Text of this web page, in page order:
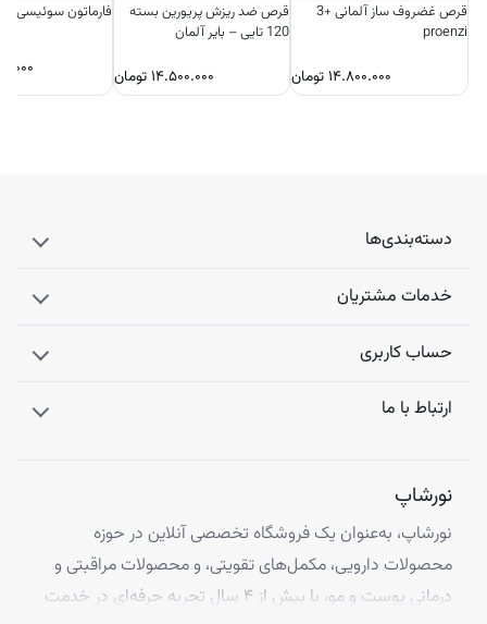
قرص غضروف ساز آلمانی +3
proenzi
۱۴.۸۰۰.۰۰۰ تومان
قرص ضد ریزش پریورین بسته
120 تایی – بایر آلمان
۱۴.۵۰۰.۰۰۰تومان
فارماتون سوئیسی 100 عددی
دسته‌بندی‌ها
خدمات مشتریان
حساب کاربری
ارتباط با ما
نورشاپ
نورشاپ، به‌عنوان یک فروشگاه تخصصی آنلاین در حوزه
محصولات دارویی، مکمل‌های تقویتی، و محصولات مراقبتی و
درمانی پوست و مو، با بیش از ۴ سال تجربه حرفه‌ای در خدمت